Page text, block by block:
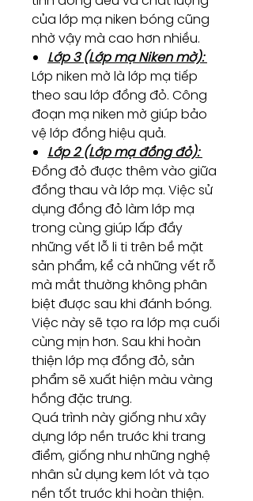
của lớp mạ niken bóng cũng
nhờ vậy mà cao hơn nhiều.
Lớp 3 (Lớp mạ Niken mờ):
Lớp niken mờ là lớp mạ tiếp
theo sau lớp đồng đỏ. Công
đoạn mạ niken mờ giúp bảo
vệ lớp đồng hiệu quả.
Lớp 2 (Lớp mạ đồng đỏ):
Đồng đỏ được thêm vào giữa
đồng thau và lớp mạ. Việc sử
dụng đồng đỏ làm lớp mạ
trong cùng giúp lấp đầy
những vết lỗ li ti trên bề mặt
sản phẩm, kể cả những vết rỗ
mà mắt thường không phân
biệt được sau khi đánh bóng.
Việc này sẽ tạo ra lớp mạ cuối
cùng mịn hơn. Sau khi hoàn
thiện lớp mạ đồng đỏ, sản
phẩm sẽ xuất hiện màu vàng
hồng đặc trưng.
Quá trình này giống như xây
dựng lớp nền trước khi trang
điểm, giống như những nghệ
nhân sử dụng kem lót và tạo
nền tốt trước khi hoàn thiện.